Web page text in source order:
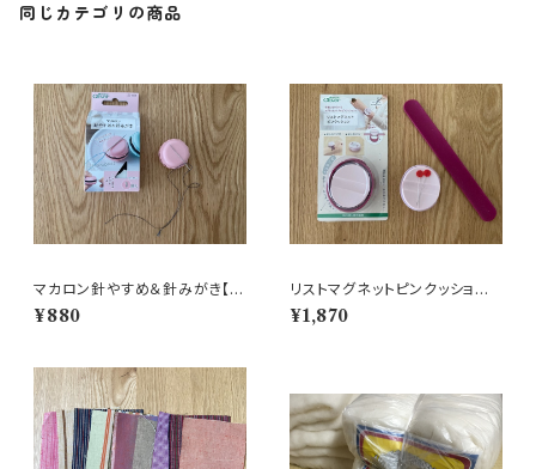
同じカテゴリの商品
マカロン針やすめ＆針みがき【ク
ローバー】
¥880
リストマグネットピンクッション
【クローバー】
¥1,870